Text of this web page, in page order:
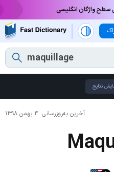
سطح واژگان انگلیسی
نتایج
آخرین به‌روزرسانی: ۴ بهمن ۱۳۹۸